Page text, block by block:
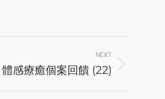
NEXT
療癒個案回饋 (22)